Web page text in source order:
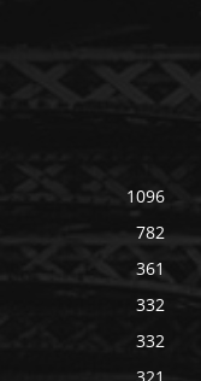
1096
782
361
332
332